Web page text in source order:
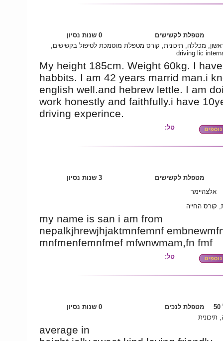
מטפלת לקשישים
0 שנות נסיון
מכללה, תיכונית, קורס מטפלת מוסמכת לטיפול בקשישים,
driving lic
My height 185cm. Weight 60kg. I
habbits. I am 42 years marrid man.i
english well.and hebrew lettle. I am
work honestly and faithfully.i have
driving experince.
טל:
מטפלת לקשישים
3 שנות נסיון
אלצהיימר
קורס החייה
my name is san i am from
nepalkjhrewjhjaktmnfemnf
mnfmenfemnfmef mfwnwmam,fn fmf
טל:
מטפלת לנכים
0 שנות נסיון
תיכונית
average in